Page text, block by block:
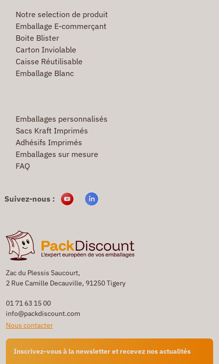
Zac du Plessis Saucourt,
2 Rue Camille Decauville, 91250 Tigery
01 71 63 15 00
info@packdiscount.com
Nous contacter
Inscrivez-vous à la newsletter et recevez nos actualités
Notre selection de produit
Emballage E-commerçant
Boite Blister
Carton Inviolable
Caisse Réutilisable
Emballage Blanc
Emballages personnalisés
Sacs Kraft Imprimés
Adhésifs Imprimés
Emballages sur mesure
FAQ
Suivez-nous :